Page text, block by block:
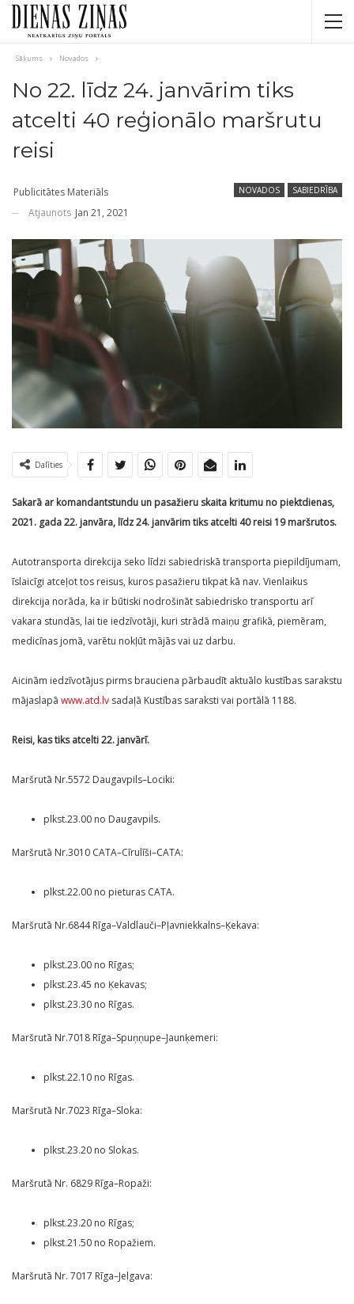
Sākums Novados
No 22. līdz 24. janvārim tiks
atcelti 40 reģionālo maršrutu
reisi
NOVADOS SABIEDRĪBA
Publicitātes Materiāls
Atjaunots Jan 21, 2021
Dalīties
Sakarā ar komandantstundu un pasažieru skaita kritumu no piektdienas,
2021. gada 22. janvāra, līdz 24. janvārim tiks atcelti 40 reisi 19 maršrutos.
Autotransporta direkcija seko līdzi sabiedriskā transporta piepildījumam,
īslaicīgi atceļot tos reisus, kuros pasažieru tikpat kā nav. Vienlaikus
direkcija norāda, ka ir būtiski nodrošināt sabiedrisko transportu arī
vakara stundās, lai tie iedzīvotāji, kuri strādā maiņu grafikā, piemēram,
medicīnas jomā, varētu nokļūt mājās vai uz darbu.
Aicinām iedzīvotājus pirms brauciena pārbaudīt aktuālo kustības sarakstu
mājaslapā www.atd.lv sadaļā Kustības saraksti vai portālā 1188.
Reisi, kas tiks atcelti 22. janvārī.
Maršrutā Nr.5572 Daugavpils–Lociki:
plkst.23.00 no Daugavpils.
Maršrutā Nr.3010 CATA–Cīrulīši–CATA:
plkst.22.00 no pieturas CATA.
Maršrutā Nr.6844 Rīga–Valdlauči–Pļavniekkalns–Ķekava:
plkst.23.00 no Rīgas;
plkst.23.45 no Ķekavas;
plkst.23.30 no Rīgas.
Maršrutā Nr.7018 Rīga–Spuņņupe–Jaunķemeri:
plkst.22.10 no Rīgas.
Maršrutā Nr.7023 Rīga–Sloka:
plkst.23.20 no Slokas.
Maršrutā Nr. 6829 Rīga–Ropaži:
plkst.23.20 no Rīgas;
plkst.21.50 no Ropažiem.
Maršrutā Nr. 7017 Rīga–Jelgava: